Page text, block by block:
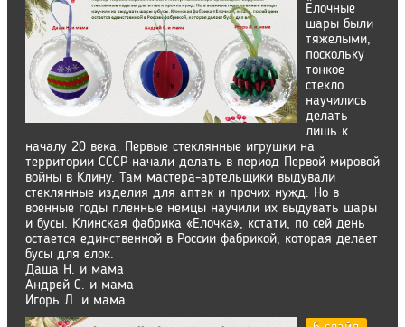
Ёлочные
шары были
тяжелыми,
поскольку
тонкое
стекло
научились
делать
лишь к
началу 20 века. Первые стеклянные игрушки на
территории СССР начали делать в период Первой мировой
войны в Клину. Там мастера-артельщики выдували
стеклянные изделия для аптек и прочих нужд. Но в
военные годы пленные немцы научили их выдувать шары
и бусы. Клинская фабрика «Елочка», кстати, по сей день
остается единственной в России фабрикой, которая делает
бусы для елок.
Даша Н. и мама
Андрей С. и мама
Игорь Л. и мама